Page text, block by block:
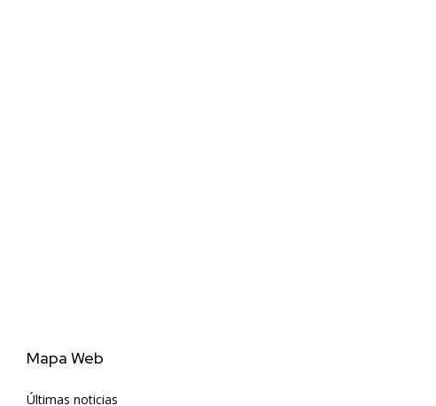
Mapa Web
Últimas noticias